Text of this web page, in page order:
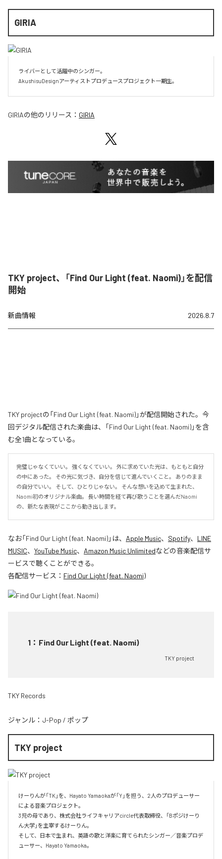
GIRIA
ライバーとして活躍中のシンガー。
AkushisuDesignアーティストプロデュースプロジェクト一期生。
GIRIAの他のリリース： GIRIA
TKY project、「Find Our Light (feat. Naomi)」を配信
開始
新曲情報 2026.8.7
TKY projectの「Find Our Light (feat. Naomi)」が配信開始された。今
回デジタル配信された楽曲は、「Find Our Light (feat. Naomi)」を含
む全1曲となっている。
完璧じゃなくていい。 強くなくていい。 外に求めていた光は、もともと自分
の中にあった。 その光に気づき、自分を信じて進んでいくこと。 ありのまま
の自分でいい。 そして、ひとりじゃない。 そんな想いを込めて生まれた、
Naomi初のオリジナル楽曲。 長い時間を経て再び歌うことを選んだNaomi
の、新たな表現がここから動き出します。
なお「Find Our Light (feat. Naomi)」は、 Apple Music、 Spotify、 LINE
MUSIC、 YouTube Music、 Amazon Music Unlimitedなどの音楽配信サ
ービスで聴くことができる。
各配信サービス： Find Our Light (feat. Naomi)
1 ： Find Our Light (feat. Naomi)
TKY project
TKY Records
ジャンル： J-Pop / ポップ
TKY project
けーりんが「TK」を、Hayato Yamaokaが「Y」を担う、2人のプロデューサー
による音楽プロジェクト。
3児の母であり、株式会社ライフキャリアcircle代表取締役、「Bポジけーり
ん大学」を主宰するけーりん。
そして、日本で生まれ、英語の歌と洋楽に育てられたシンガー／音楽プロデ
ューサー、Hayato Yamaoka。